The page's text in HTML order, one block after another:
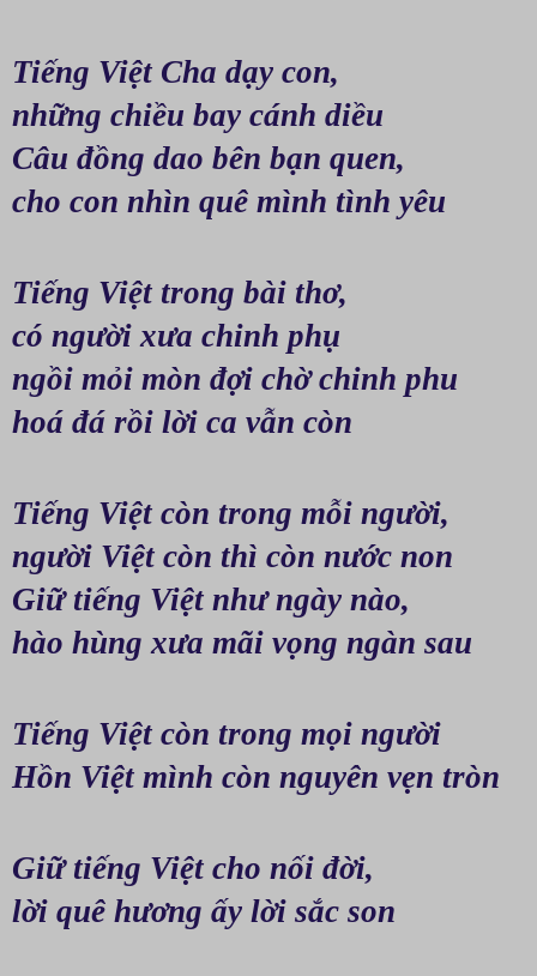
Tiếng Việt Cha dạy con,
những chiều bay cánh diều
Câu đồng dao bên bạn quen,
cho con nhìn quê mình tình yêu
Tiếng Việt trong bài thơ,
có người xưa chinh phụ
ngồi mỏi mòn đợi chờ chinh phu
hoá đá rồi lời ca vẫn còn
Tiếng Việt còn trong mỗi người,
người Việt còn thì còn nước non
Giữ tiếng Việt như ngày nào,
hào hùng xưa mãi vọng ngàn sau
Tiếng Việt còn trong mọi người
Hồn Việt mình còn nguyên vẹn tròn
Giữ tiếng Việt cho nối đời,
lời quê hương ấy lời sắc son